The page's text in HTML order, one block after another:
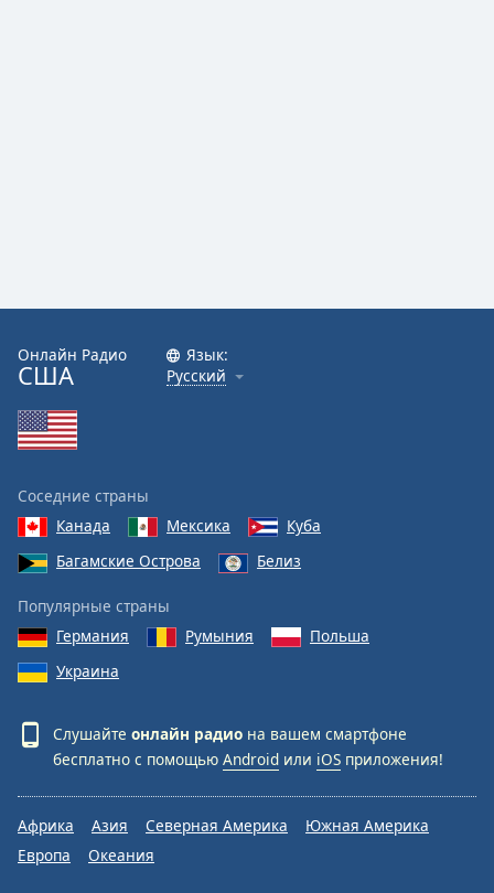
Онлайн Радио
США
Язык:
Русский
Соседние страны
Канада
Мексика
Куба
Багамские Острова
Белиз
Популярные страны
Германия
Румыния
Польша
Украина
Слушайте онлайн радио на вашем смартфоне
бесплатно с помощью Android или iOS приложения!
Африка Азия Северная Америка
Южная Америка
Европа
Океания